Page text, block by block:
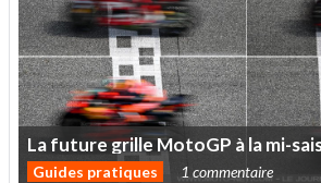
Lafuturegrille MotoGP àlami-
Guides pratiques 1 commentaire